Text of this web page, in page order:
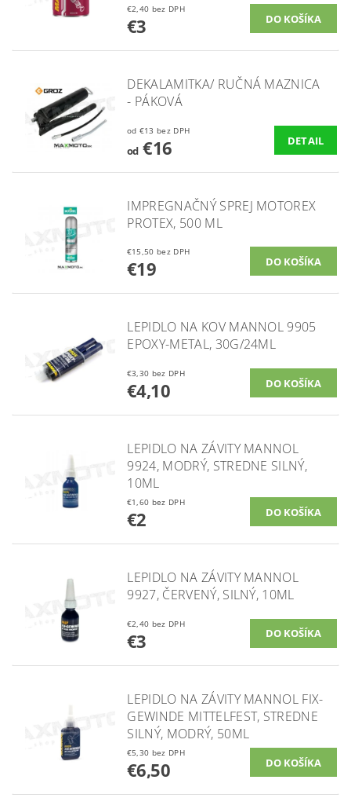
€2,40 bez DPH
€3
DEKALAMITKA/ RUČNÁ MAZNICA
- PÁKOVÁ
od €13 bez DPH
od€16 DETAIL
IMPREGNAČNÝ SPREJ MOTOREX
PROTEX, 500 ML
€15,50 bez DPH
€19
LEPIDLO NA KOV MANNOL 9905
EPOXY-METAL, 30G/24ML
€3,30 bez DPH
€4,10
LEPIDLO NA ZÁVITY MANNOL
9924, MODRÝ, STREDNE SILNÝ,
10ML
€1,60 bez DPH
€2
LEPIDLO NA ZÁVITY MANNOL
9927, ČERVENÝ, SILNÝ, 10ML
€2,40 bez DPH
€3
LEPIDLO NA ZÁVITY MANNOL FIX-
GEWINDE MITTELFEST, STREDNE
SILNÝ, MODRÝ, 50ML
€5,30 bez DPH
€6,50